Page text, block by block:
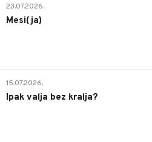
23.07.2026.
Mesi(ja)
15.07.2026.
Ipak valja bez kralja?